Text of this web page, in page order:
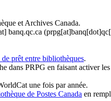
et Archives Canada.
banq.qc.ca
prêt entre bibliothèques.
dans PRPG en faisant activer
une fois par année.
de Postes Canada en